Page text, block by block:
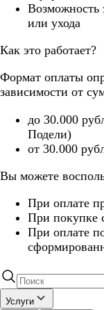
Возможность
или ухода
Как это работает?
Формат оплаты
зависимости от
до 30.000
Подели)
от 30.000
Вы можете
При оплате
При покупке
При оплате
Услуги